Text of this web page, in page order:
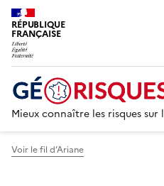
RÉPUBLIQUE
FRANÇAISE
Mieux connaître les risques
Voir le fil d’Ariane